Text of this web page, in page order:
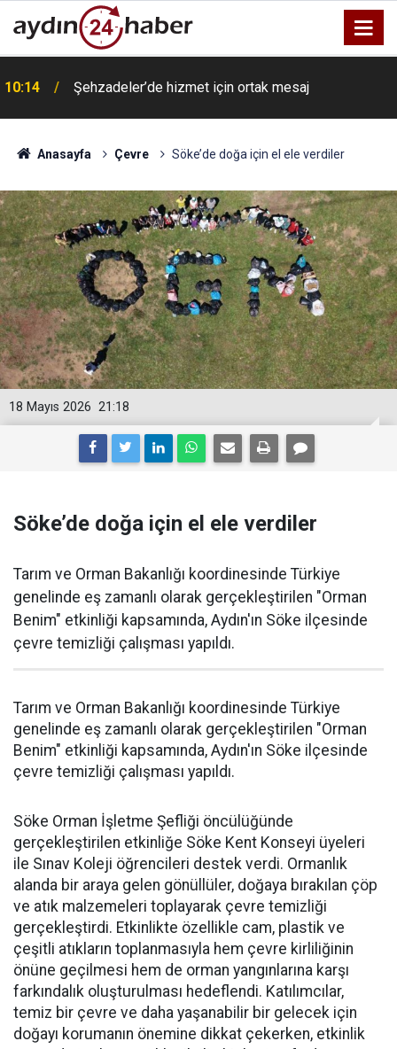
10:14 Şehzadeler’de hizmet için ortak mesaj
Anasayfa Çevre Söke’de doğa için el ele verdiler
21:18
18 Mayıs 2026
Söke’de doğa için el ele verdiler
Tarım ve Orman Bakanlığı koordinesinde Türkiye
genelinde eş zamanlı olarak gerçekleştirilen "Orman
Benim" etkinliği kapsamında, Aydın'ın Söke ilçesinde
çevre temizliği çalışması yapıldı.
Tarım ve Orman Bakanlığı koordinesinde Türkiye
genelinde eş zamanlı olarak gerçekleştirilen "Orman
Benim" etkinliği kapsamında, Aydın'ın Söke ilçesinde
çevre temizliği çalışması yapıldı.
Söke Orman İşletme Şefliği öncülüğünde
gerçekleştirilen etkinliğe Söke Kent Konseyi üyeleri
ile Sınav Koleji öğrencileri destek verdi. Ormanlık
alanda bir araya gelen gönüllüler, doğaya bırakılan çöp
ve atık malzemeleri toplayarak çevre temizliği
gerçekleştirdi. Etkinlikte özellikle cam, plastik ve
çeşitli atıkların toplanmasıyla hem çevre kirliliğinin
önüne geçilmesi hem de orman yangınlarına karşı
farkındalık oluşturulması hedeflendi. Katılımcılar,
temiz bir çevre ve daha yaşanabilir bir gelecek için
doğayı korumanın önemine dikkat çekerken, etkinlik